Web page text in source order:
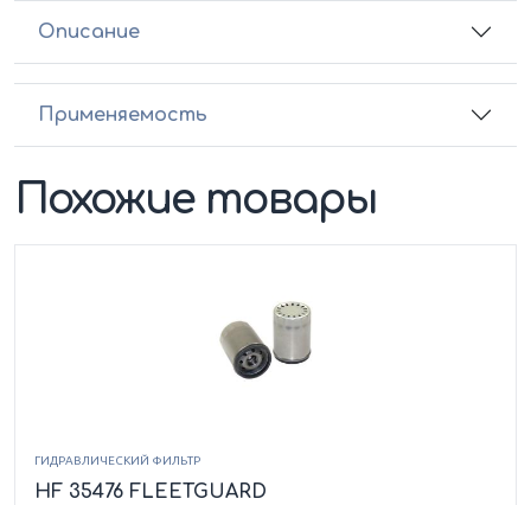
Описание
Применяемость
Похожие товары
ГИДРАВЛИЧЕСКИЙ ФИЛЬТР
HF 35476 FLEETGUARD